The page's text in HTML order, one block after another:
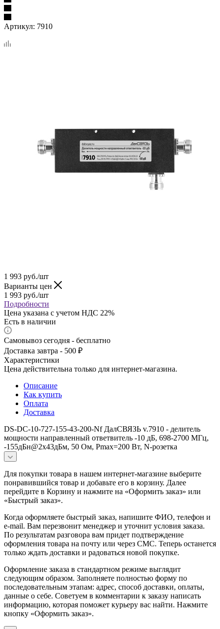
Артикул: 7910
1 993 руб./шт
Варианты цен
1 993 руб./шт
Подробности
Цена указана с учетом НДС 22%
Есть в наличии
Самовывоз сегодня - бесплатно
Доставка завтра - 500 ₽
Характеристики
Цена действительна только для интернет-магазина.
Описание
Как купить
Оплата
Доставка
DS-DC-10-727-155-43-200-Nf ДалСВЯЗЬ v.7910 - делитель
мощности направленный ответвитель -10 дБ, 698-2700 МГц,
-155дБн@2x43дБм, 50 Ом, Pmax=200 Вт, N-розетка
Для покупки товара в нашем интернет-магазине выберите
понравившийся товар и добавьте его в корзину. Далее
перейдите в Корзину и нажмите на «Оформить заказ» или
«Быстрый заказ».
Когда оформляете быстрый заказ, напишите ФИО, телефон и
e-mail. Вам перезвонит менеджер и уточнит условия заказа.
По результатам разговора вам придет подтверждение
оформления товара на почту или через СМС. Теперь останется
только ждать доставки и радоваться новой покупке.
Оформление заказа в стандартном режиме выглядит
следующим образом. Заполняете полностью форму по
последовательным этапам: адрес, способ доставки, оплаты,
данные о себе. Советуем в комментарии к заказу написать
информацию, которая поможет курьеру вас найти. Нажмите
кнопку «Оформить заказ».